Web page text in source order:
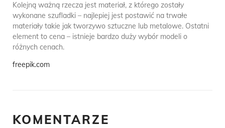
Kolejną ważną rzecza jest materiał, z którego zostały
wykonane szufladki – najlepiej jest postawić na trwałe
materiały takie jak tworzywo sztuczne lub metalowe. Ostatni
element to cena – istnieje bardzo duży wybór modeli o
różnych cenach.
freepik.com
KOMENTARZE